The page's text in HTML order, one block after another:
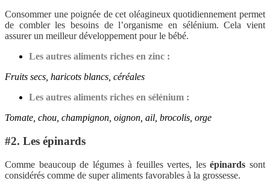
Consommer une poignée de cet oléagineux quotidiennement permet
de combler les besoins de l’organisme en sélénium. Cela vient
assurer un meilleur développement pour le bébé.
Les autres aliments riches en zinc :
Fruits secs, haricots blancs, céréales
Les autres aliments riches en sélénium :
Tomate, chou, champignon, oignon, ail, brocolis, orge
#2. Les épinards
Comme beaucoup de légumes à feuilles vertes, lesépinards sont
considérés comme de super aliments favorables à la grossesse.